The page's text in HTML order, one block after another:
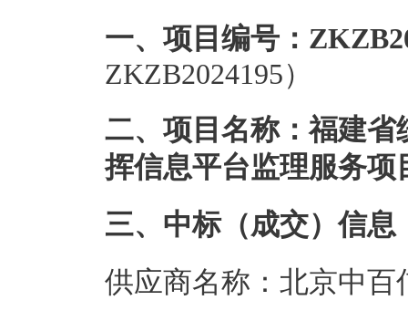
一、项目编号：
ZKZB2024195）
二、项目名称：福建
挥信息平台监理服务项
三、中标（成交）信息
供应商名称：北京中